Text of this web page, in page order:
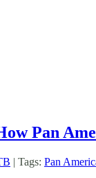
Pan
| Tags: Pan